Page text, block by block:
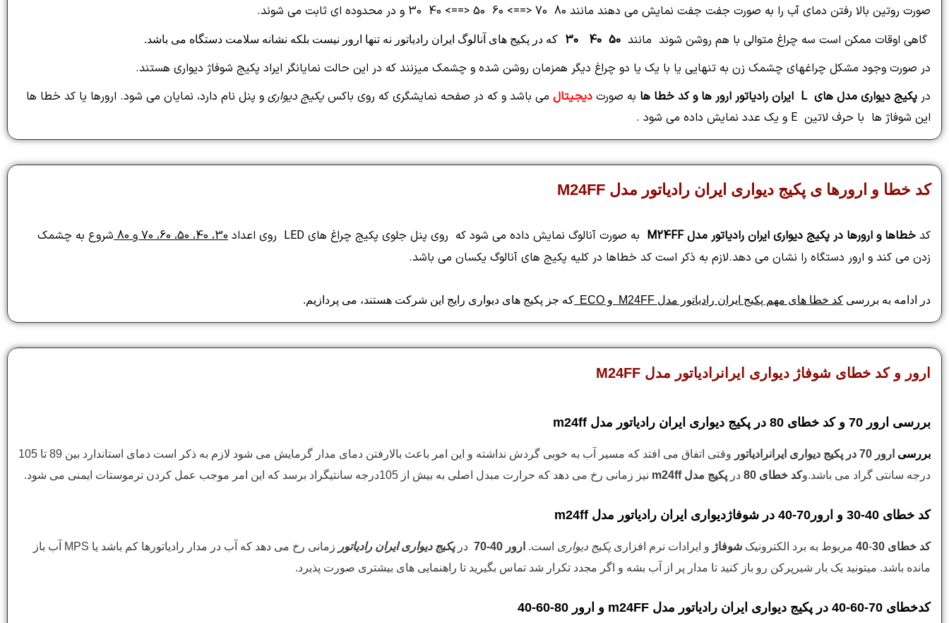
صورت روتین بالا رفتن دمای آب را به صورت جفت جفت نمایش می دهند مانند 80 70 <==> 60 50 <==> 40 30 و در محدوده ای ثابت می شوند.
گاهی اوقات ممکن است سه چراغ متوالی با هم روشن شوند مانند
که در پکیج های آنالوگ ایران رادیاتور نه تنها ارور نیست بلکه نشانه سلامت دستگاه می باشد.
در صورت وجود مشکل چراغهای چشمک زن به تنهایی یا با یک یا دو چراغ دیگر همزمان روشن شده و چشمک میزنند که در این حالت نمایانگر ایراد پکیج شوفاژ دیواری هستند.
در پکیج دیواری مدل های L ایران رادیاتور ارور ها و کد خطا ها به صورت دیجیتال می باشد و که در صفحه نمایشگری که روی باکس پکیج دیواری و پنل نام دارد، نمایان می شود. ارورها یا کد خطا ها
این شوفاژ ها با حرف لاتین E و یک عدد نمایش داده می شود .
کد خطا و ارورها ی پکیج دیواری ایران رادیاتور مدل M24FF
کد خطاها و ارورها در پکیج دیواری ایران رادیاتور مدل M24FF به صورت آنالوگ نمایش داده می شود که روی پنل جلوی پکیج چراغ های LED روی اعداد 30، 40، 50، 60، 70 و 80
شروع به چشمک
زدن می کند و ارور دستگاه را نشان می دهد.لازم به ذکر است کد خطاها در کلیه پکیج های آنالوگ یکسان می باشد.
در ادامه به بررسی کد خطا های مهم پکیج ایران رادیاتور مدل M24FF و ECO که جز پکیج های دیواری رایج این شرکت هستند، می پردازیم.
ارور و کد خطای شوفاژ دیواری ایرانرادیاتور مدل M24FF
بررسی ارور 70 و کد خطای 80 در پکیج دیواری ایران رادیاتور مدل m24ff
بررسی ارور 70 در پکیج دیواری ایرانرادیاتور
وقتی اتفاق می افتد که مسیر آب به خوبی گردش نداشته و این امر باعث بالارفتن دمای مدار گرمایش می شود لازم به ذکر است دمای استاندارد بین 89 تا 105
درجه سانتی گراد می باشد.وکد خطای 80 در پکیج مدل m24ff نیز زمانی رخ می دهد که حرارت مبدل اصلی به بیش از 105درجه سانتیگراد برسد که این امر موجب عمل کردن ترموستات ایمنی می شود.
کد خطای 40-30 و ارور70-40 در شوفاژدیواری ایران رادیاتور مدل m24ff
کد خطای 30 -
40 مربوط به برد الکترونیک شوفاژ و ایرادات نرم افزاری پکیج دیواری است. ارور 40- 70 درپکیج دیواری ایران رادیاتور
زمانی رخ می دهد که آب در مدار رادیاتورها کم باشد یا MPS آب باز
مانده باشد. میتونید یک بار شیرپرکن رو باز کنید تا مدار پر از آب بشه و اگر مجدد تکرار شد تماس بگیرید تا راهنمایی های بیشتری صورت پذیرد.
کدخطای 70-60-40 در پکیج دیواری ایران رادیاتور مدل m24FF و ارور 80-60-40